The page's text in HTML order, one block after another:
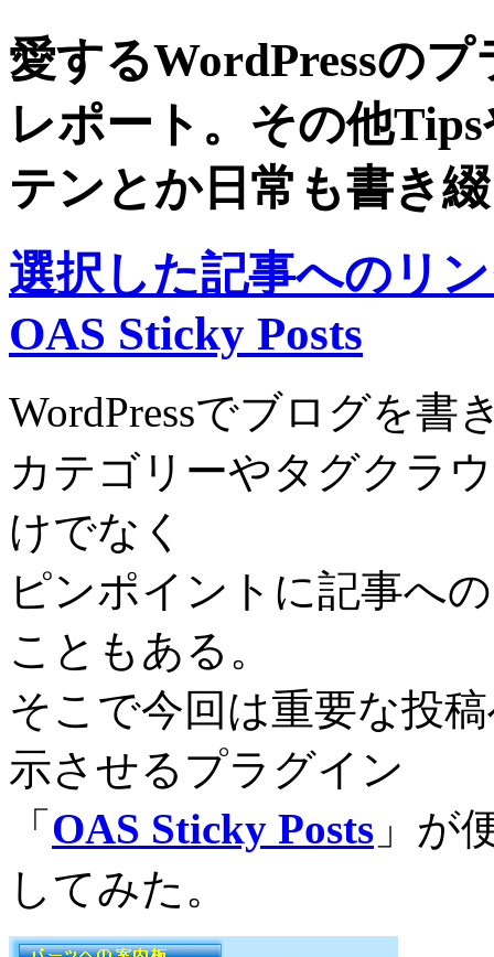
愛するWordPressの
レポート。その他
テンとか日常も書き
選択した記事へのリ
OAS Sticky Posts
WordPressでブログを書
カテゴリーやタグクラ
けでなく
ピンポイントに記事へ
こともある。
そこで今回は重要な投
示させるプラグイン
「 OAS Sticky Posts 」が
してみた。